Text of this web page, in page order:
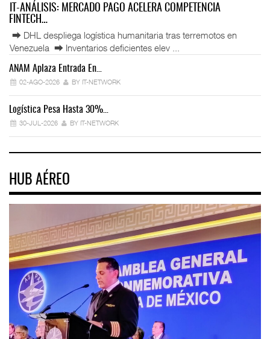
IT-ANÁLISIS: MERCADO PAGO ACELERA COMPETENCIA
FINTECH…
⮕ DHL despliega logística humanitaria tras terremotos en
Venezuela ⮕ Inventarios deficientes elev ...
ANAM Aplaza Entrada En…
02-AGO-2026 BY IT-NETWORK
Logística Pesa Hasta 30%…
30-JUL-2026 BY IT-NETWORK
HUB AÉREO